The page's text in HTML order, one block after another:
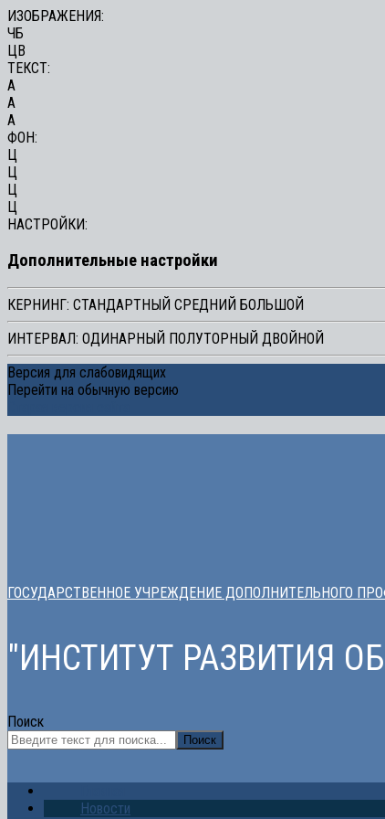
ИЗОБРАЖЕНИЯ:
ЧБ
ЦВ
ТЕКСТ:
A
A
A
ФОН:
Ц
Ц
Ц
Ц
НАСТРОЙКИ:
Дополнительные настройки
КЕРНИНГ: СТАНДАРТНЫЙ СРЕДНИЙ БОЛЬШОЙ
ИНТЕРВАЛ: ОДИНАРНЫЙ ПОЛУТОРНЫЙ ДВОЙНОЙ
Версия для слабовидящих
Перейти на обычную версию
ГОСУДАРСТВЕННОЕ УЧРЕЖДЕНИЕ ДОПОЛНИТЕЛЬНОГО
"ИНСТИТУТ РАЗВИТИЯ
Поиск
Поиск
Новости